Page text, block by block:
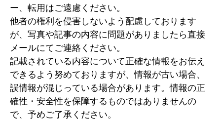
ー、転用はご遠慮ください。
他者の権利を侵害しないよう配慮しております
が、写真や記事の内容に問題がありましたら直接
メールにてご連絡ください。
記載されている内容について正確な情報をお伝え
できるよう努めておりますが、情報が古い場合、
誤情報が混じっている場合があります。情報の正
確性・安全性を保障するものではありませんの
で、予めご了承ください。